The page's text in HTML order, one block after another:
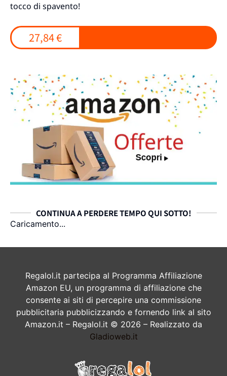
tocco di spavento!
27,84 €
CONTINUA A PERDERE TEMPO QUI SOTTO!
Caricamento...
Regalol.it partecipa al Programma Affiliazione
Amazon EU, un programma di affiliazione che
consente ai siti di percepire una commissione
pubblicitaria pubblicizzando e fornendo link al sito
Amazon.it – Regalol.it © 2026 – Realizzato da
Gladioweb.it